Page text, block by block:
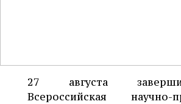
27 августа
Всероссийская научно-